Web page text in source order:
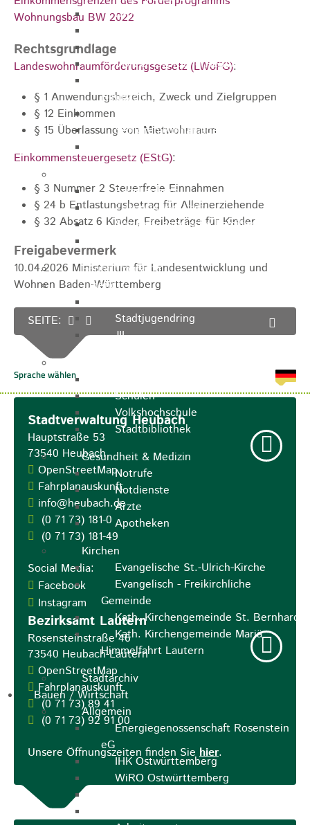
DRK Mehrgenerationenhaus
Seniorenzentrum Heubach
VDK Ortsverband Heubach
Heubach
Seniorenwohnanlage Haus Hohgarten
Familienbüro
Zukunftswerkstatt
Sozialpädagogische Familienberatung
Ferienprogramm
Jugend
Stadtjugendring
JIL
Schulen
Volkshochschule
Stadtbibliothek
Gesundheit & Medizin
Notrufe
Notdienste
Ärzte
Apotheken
Kirchen
Evangelische St.-Ulrich-Kirche
Evangelisch - Freikirchliche
Gemeinde
Kath. Kirchengemeinde St. Bernhard
Kath. Kirchengemeinde Mariä
Himmelfahrt Lautern
Stadtarchiv
Bauen / Wirtschaft
Allgemein
Energiegenossenschaft Rosenstein
eG
IHK Ostwürttemberg
WiRO Ostwürttemberg
Wohnungsbau BW 2022
Rechtsgrundlage
Landeswohnraumförderungsgesetz (LWoFG):
§ 1 Anwendungsbereich, Zweck und Zielgruppen
§ 12 Einkommen
§ 15 Überlassung von Mietwohnraum
Einkommensteuergesetz (EStG):
§ 3 Nummer 2 Steuerfreie Einnahmen
§ 24 b Entlastungsbetrag für Alleinerziehende
§ 32 Absatz 6 Kinder, Freibeträge für Kinder
Freigabevermerk
10.04.2026 Ministerium für Landesentwicklung und
Wohnen Baden-Württemberg
SEITE:
Stadtverwaltung Heubach
Hauptstraße 53
73540 Heubach
OpenStreetMap
Fahrplanauskunft
info@heubach.de
(0 71 73) 181-0
(0 71 73) 181-49
Social Media:
Facebook
Instagram
Bezirksamt Lautern
Rosensteinstraße 46
73540 Heubach-Lautern
OpenStreetMap
Fahrplanauskunft
(0 71 73) 89 41
(0 71 73) 92 91 00
Unsere Öffnungszeiten finden Siehier.